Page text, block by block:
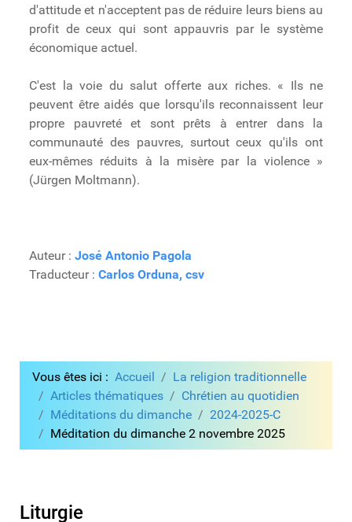
d'attitude et n'acceptent pas de réduire leurs biens au
profit de ceux qui sont appauvris par le système
économique actuel.
C'est la voie du salut offerte aux riches. « Ils ne
peuvent être aidés que lorsqu'ils reconnaissent leur
propre pauvreté et sont prêts à entrer dans la
communauté des pauvres, surtout ceux qu'ils ont
eux-mêmes réduits à la misère par la violence »
(Jürgen Moltmann).
Auteur : José Antonio Pagola
Traducteur : Carlos Orduna, csv
Vous êtes ici : Accueil
La religion traditionnelle
Articles thématiques
Chrétien au quotidien
Méditations du dimanche
2024-2025-C
Méditation du dimanche 2 novembre 2025
Liturgie